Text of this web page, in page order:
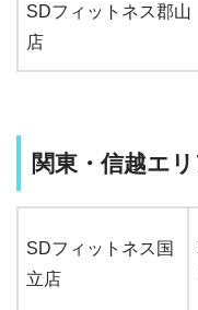
SDフィットネス郡山
店
関東・信越エ
SDフィットネス国
立店